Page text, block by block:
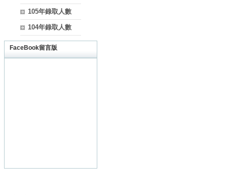
105年錄取人數
104年錄取人數
FaceBook留言版